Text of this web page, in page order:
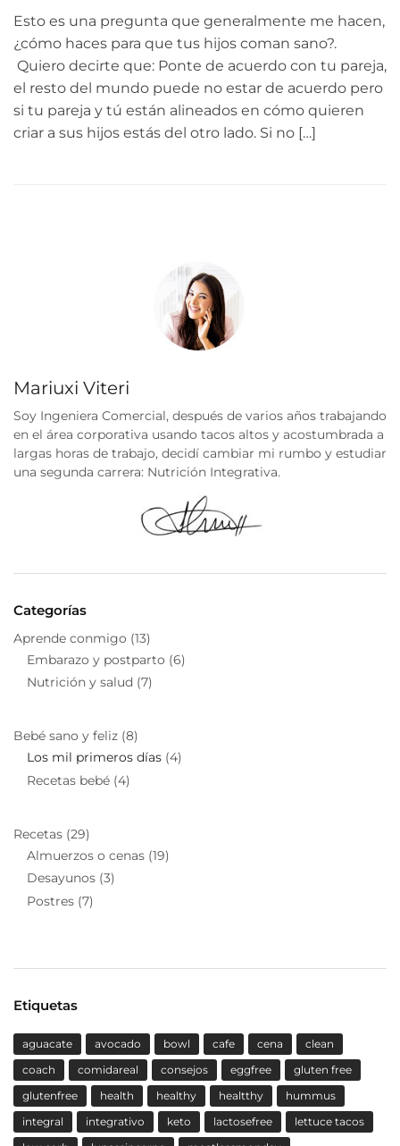
Esto es una pregunta que generalmente me hacen,
¿cómo haces para que tus hijos coman sano?.
Quiero decirte que: Ponte de acuerdo con tu pareja,
el resto del mundo puede no estar de acuerdo pero
si tu pareja y tú están alineados en cómo quieren
criar a sus hijos estás del otro lado. Si no […]
Mariuxi Viteri
Soy Ingeniera Comercial, después de varios años trabajando
en el área corporativa usando tacos altos y acostumbrada a
largas horas de trabajo, decidí cambiar mi rumbo y estudiar
una segunda carrera: Nutrición Integrativa.
Categorías
Aprende conmigo (13)
Embarazo y postparto (6)
Nutrición y salud (7)
Bebé sano y feliz (8)
Los mil primeros días (4)
Recetas bebé (4)
Recetas (29)
Almuerzos o cenas (19)
Desayunos (3)
Postres (7)
Etiquetas
aguacate avocado bowl cafe cena
clean
coach
comidareal consejos eggfree
gluten free
glutenfree
health healthy healtthy
hummus
integral
integrativo keto lactosefree
lettuce tacos